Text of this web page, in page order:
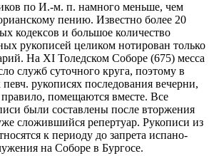
по И.-м. п. намного меньше, чем
пению. Известно более 20
кодексов и большое количество
рукописей целиком нотирован только
На XI Толедском Соборе (675) месса
служб суточного круга, поэтому в
рукописях последования вечерни,
помещаются вместе. Все
были составлены после вторжения
сложившийся репертуар. Рукописи из
к периоду до запрета испано-
на Соборе в Бургосе.